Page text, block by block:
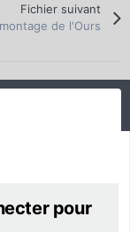
Fichier suivant
de l'Ours
pour